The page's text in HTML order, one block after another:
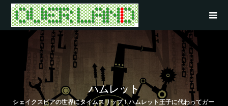
ハムレット
シェイクスピアの世界にタイムスリップ！ハムレット王子に代わってガー